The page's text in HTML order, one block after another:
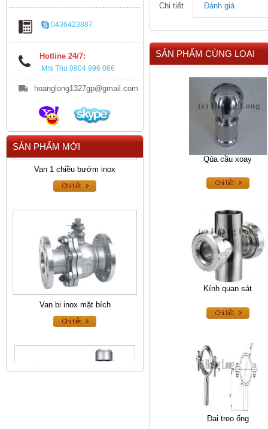
0436423887
Hotline 24/7:
Mrs Thu 0904 996 066
hoanglong1327gp@gmail.com
SẢN PHẨM MỚI
Van 1 chiều bướm inox
Van bi inox mặt bích
Chi tiết Đánh giá
SẢN PHẨM CÙNG LOẠI
Qủa cầu xoay
Kính quan sát
Đai treo ống